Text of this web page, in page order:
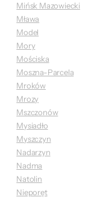
Mińsk Mazowiecki
Mława
Model
Mory
Mościska
Moszna-Parcela
Mroków
Mrozy
Mszczonów
Mysiadło
Myszczyn
Nadarzyn
Nadma
Natolin
Nieporęt